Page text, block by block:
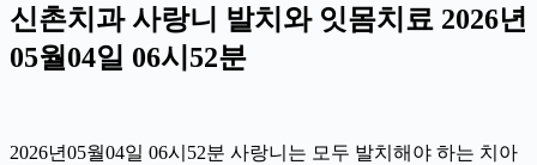
신촌치과 사랑니 발치와 잇몸치료 2026년
05월04일 06시52분
2026년05월04일 06시52분 사랑니는 모두 발치해야 하는 치아